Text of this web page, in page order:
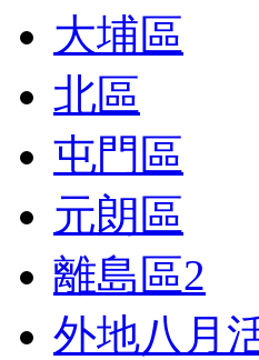
大埔區
北區
屯門區
元朗區
離島區2
外地八月